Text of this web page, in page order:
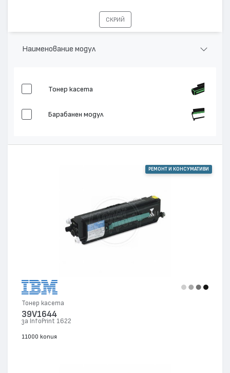
СКРИЙ
Наименование модул
Тонер касета
Барабанен модул
РЕМОНТ И КОНСУМАТИВИ
Тонер касета
39V1644
за InfoPrint 1622
11000 копия